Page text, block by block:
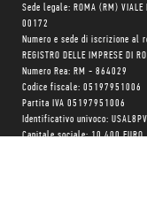
Sede legale: ROMA (RM) VIALE
00172
Numero e sede di iscrizione
REGISTRO DELLE IMPRESE DI
Numero Rea: RM - 864029
Codice fiscale: 05197951006
Partita IVA 05197951006
Identificativo univoco: USAL8PV
Capitale sociale: 10.400 EURO